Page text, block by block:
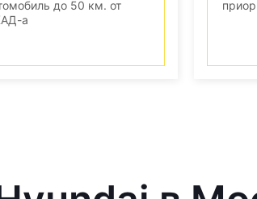
до 50 км. от
а